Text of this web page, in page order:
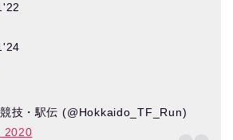
技・駅伝 (@Hokkaido_TF_Run)
2020